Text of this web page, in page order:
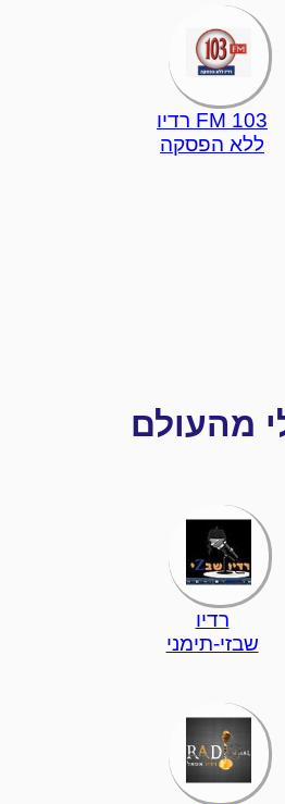
103 FM רדיו
ללא הפסקה
מהעולם
רדיו
שבזי-תימני